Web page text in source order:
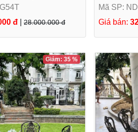
6G54T
đ 28.000.000 đ
Tròn Màu
Mã SP:
Giá bán:
Giảm: 35 %